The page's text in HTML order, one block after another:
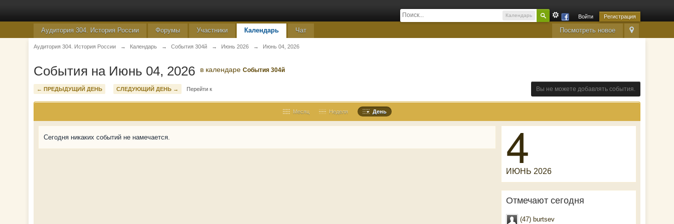
Календарь Войти Регистрация
Посмотреть новое
Аудитория 304. История России Форумы Участники Календарь Чат
Аудитория 304. История России → Календарь → События 304й → Июнь 2026 → Июнь 04, 2026
События на Июнь 04, 2026 в календареСобытия 304й
← ПРЕДЫДУЩИЙ ДЕНЬ СЛЕДУЮЩИЙ ДЕНЬ → Перейти к Вы не можете добавлять события.
Месяц Неделя День
Сегодня никаких событий не намечается. 4
ИЮНЬ 2026
Отмечают сегодня
(47) burtsev